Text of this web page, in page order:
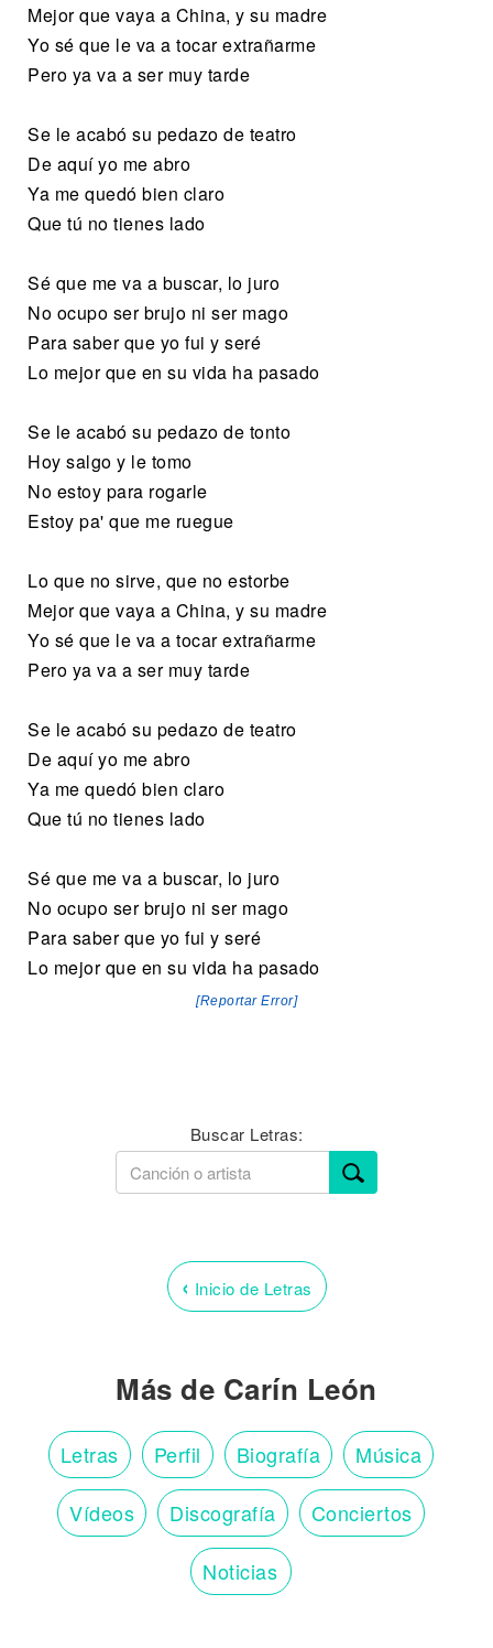
Mejor que vaya a China, y su madre
Yo sé que le va a tocar extrañarme
Pero ya va a ser muy tarde
Se le acabó su pedazo de teatro
De aquí yo me abro
Ya me quedó bien claro
Que tú no tienes lado
Sé que me va a buscar, lo juro
No ocupo ser brujo ni ser mago
Para saber que yo fui y seré
Lo mejor que en su vida ha pasado
Se le acabó su pedazo de tonto
Hoy salgo y le tomo
No estoy para rogarle
Estoy pa' que me ruegue
Lo que no sirve, que no estorbe
Mejor que vaya a China, y su madre
Yo sé que le va a tocar extrañarme
Pero ya va a ser muy tarde
Se le acabó su pedazo de teatro
De aquí yo me abro
Ya me quedó bien claro
Que tú no tienes lado
Sé que me va a buscar, lo juro
No ocupo ser brujo ni ser mago
Para saber que yo fui y seré
Lo mejor que en su vida ha pasado
[Reportar Error]
Buscar Letras:
‹ Inicio de Letras
Más de Carín León
Letras Perfil Biografía Música
Vídeos Discografía Conciertos
Noticias